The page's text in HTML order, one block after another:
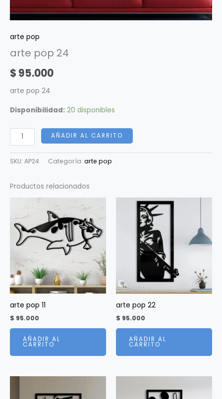
arte pop
arte pop 24
$ 95.000
arte pop 24
Disponibilidad: 20 disponibles
AÑADIR AL CARRITO
SKU: AP24 Categoría: arte pop
Productos relacionados
arte pop 11
$ 95.000
AÑADIR AL
CARRITO
arte pop 22
$ 95.000
AÑADIR AL
CARRITO